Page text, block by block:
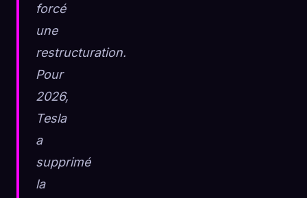
forcé
une
restructuration.
Pour
2026,
Tesla
a
supprimé
la